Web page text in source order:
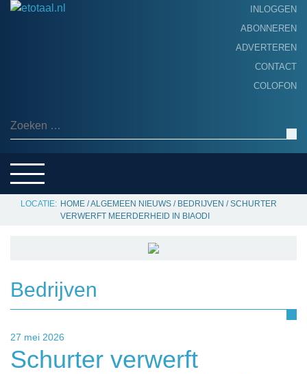
INLOGGEN
ABONNEREN
ADVERTEREN
CONTACT
COLOFON
Zoeken naar:
SERVICE
HOME /ALGEMEEN NIEUWS / BEDRIJVEN /SCHURTER
VERWERFT MEERDERHEID IN BIAODI
Bedrijven
27 mei 2026
Schurter verwerft